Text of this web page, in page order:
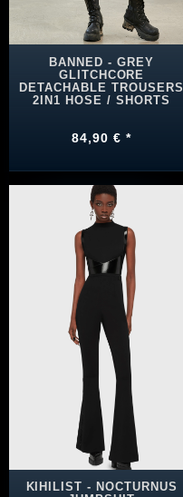
BANNED - GREY
GLITCHCORE
DETACHABLE TROUSERS
2IN1 HOSE / SHORTS
84,90 € *
KIHILIST - NOCTURNUS